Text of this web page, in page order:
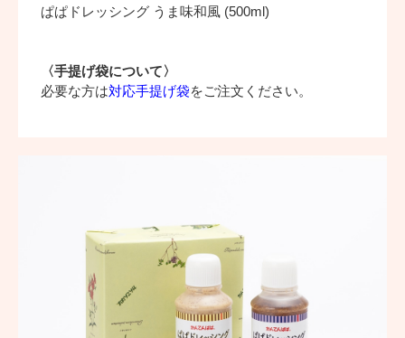
ぱぱドレッシング うま味和風 (500ml)
〈手提げ袋について〉
必要な方は対応手提げ袋をご注文ください。